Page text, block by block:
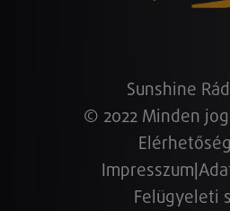
Sunshine
© 2022 Minden
Impresszum
Felügyeleti